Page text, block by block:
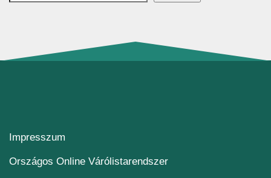
Impresszum
Országos Online Várólistarendszer(új ablakban nyílik